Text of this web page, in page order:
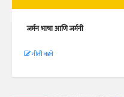
जर्मन भाषा आणि जर्मनी
नीती बडवे